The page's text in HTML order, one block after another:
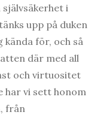
i
upp på duken
för, och så
där med all
och virtuositet
har vi sett honom
från